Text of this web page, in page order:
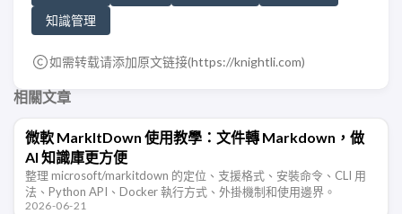
知識管理
如需转载请添加原文链接(https://knightli.com)
相關文章
微軟 MarkItDown 使用教學：文件轉 Markdown，做
AI 知識庫更方便
整理 microsoft/markitdown 的定位、支援格式、安裝命令、CLI 用
法、Python API、Docker 執行方式、外掛機制和使用邊界。
2026-06-21